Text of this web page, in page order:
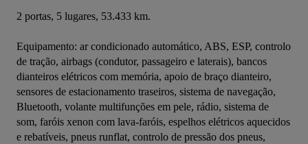
2 portas, 5 lugares, 53.433 km.
Equipamento: ar condicionado automático, ABS, ESP, controlo
de tração, airbags (condutor, passageiro e laterais), bancos
dianteiros elétricos com memória, apoio de braço dianteiro,
sensores de estacionamento traseiros, sistema de navegação,
Bluetooth, volante multifunções em pele, rádio, sistema de
som, faróis xenon com lava-faróis, espelhos elétricos aquecidos
e rebatíveis, pneus runflat, controlo de pressão dos pneus,